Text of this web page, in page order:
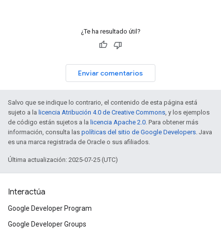
¿Te ha resultado útil?
Enviar comentarios
Salvo que se indique lo contrario, el contenido de esta página está
sujeto a la licencia Atribución 4.0 de Creative Commons, y los ejemplos
de código están sujetos a la licencia Apache 2.0. Para obtener más
información, consulta las políticas del sitio de Google Developers. Java
es una marca registrada de Oracle o sus afiliados.
Última actualización: 2025-07-25 (UTC)
Interactúa
Google Developer Program
Google Developer Groups